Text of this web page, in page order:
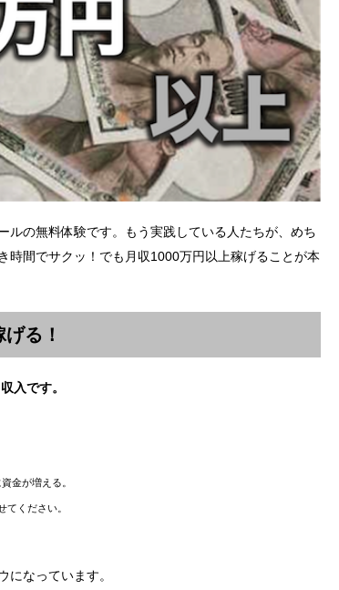
の無料体験です。もう実践している人たちが、めち
時間でサクッ！でも月収1000万円以上稼げることが本
る！
入です。
金が増える。
ください。
なっています。